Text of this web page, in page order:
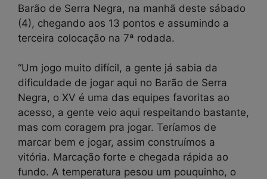
Barão de Serra Negra, na manhã deste sábado
(4), chegando aos 13 pontos e assumindo a
terceira colocação na 7ª rodada.
“Um jogo muito difícil, a gente já sabia da
dificuldade de jogar aqui no Barão de Serra
Negra, o XV é uma das equipes favoritas ao
acesso, a gente veio aqui respeitando bastante,
mas com coragem pra jogar. Teríamos de
marcar bem e jogar, assim construímos a
vitória. Marcação forte e chegada rápida ao
fundo. A temperatura pesou um pouquinho, o